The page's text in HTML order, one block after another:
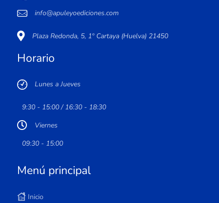
info@apuleyoediciones.com
Plaza Redonda, 5, 1º Cartaya (Huelva) 21450
Horario
Lunes a Jueves
9:30 - 15:00 / 16:30 - 18:30
Viernes
09:30 - 15:00
Menú principal
Inicio